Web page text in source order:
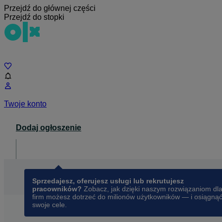
Przejdź do głównej części
Przejdź do stopki
Twoje konto
Dodaj ogłoszenie
Sprzedajesz, oferujesz usługi lub rekrutujesz
pracowników? Zobacz, jak dzięki naszym rozwiązaniom dla
firm możesz dotrzeć do milionów użytkowników — i osiągnąć
swoje cele.